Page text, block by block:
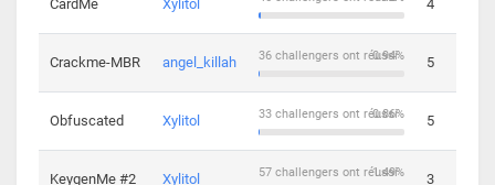
CardMe Xylitol 4
Crackme-MBR angel_killah 0.94%
36 challengers ont réussi 5
Obfuscated Xylitol 0.86%
33 challengers ont réussi 5
KeygenMe #2 Xylitol 1.49%
57 challengers ont réussi 3